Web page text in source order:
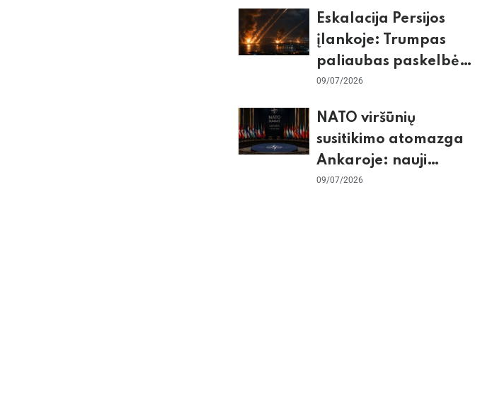
žiemos krizės grėsmė
Eskalacija Persijos
įlankoje: Trumpas
paliaubas paskelbė
baigtomis, JAV
taikinių Irane
09/07/2026
NATO viršūnių
susitikimo atomazga
Ankaroje: nauji
įsipareigojimai
09/07/2026